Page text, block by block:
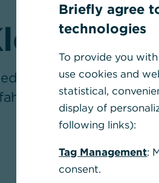
durchstarten?
Sie hier.
Briefly agree
technologies
To provide you
use cookies and
statistical,
display of
following links):
Tag Management:
consent.